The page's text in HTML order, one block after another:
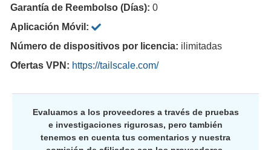
Garantía de Reembolso (Días): 0
Aplicación Móvil:
Número de dispositivos por licencia: ilimitadas
Ofertas VPN: https://tailscale.com/
Evaluamos a los proveedores a través de pruebas
e investigaciones rigurosas, pero también
tenemos en cuenta tus comentarios y nuestra